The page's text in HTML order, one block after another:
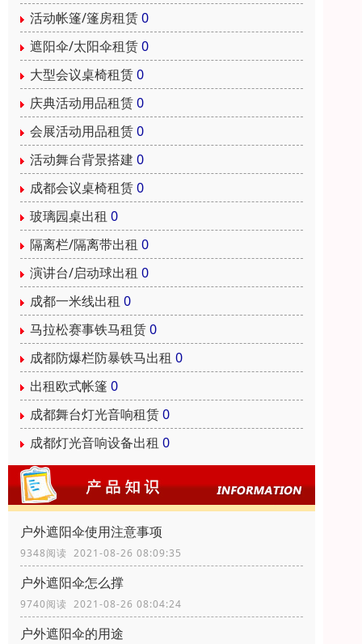
活动帐篷/篷房租赁0
遮阳伞/太阳伞租赁0
大型会议桌椅租赁0
庆典活动用品租赁0
会展活动用品租赁0
活动舞台背景搭建 0
成都会议桌椅租赁0
玻璃园桌出租 0
隔离栏/隔离带出租 0
演讲台/启动球出租 0
成都一米线出租 0
马拉松赛事铁马租赁0
成都防爆栏防暴铁马出租 0
出租欧式帐篷 0
成都舞台灯光音响租赁0
成都灯光音响设备出租 0
户外遮阳伞使用注意事项
9348阅读 2021-08-26 08:09:35
户外遮阳伞怎么撑
9740阅读 2021-08-26 08:04:24
户外遮阳伞的用途